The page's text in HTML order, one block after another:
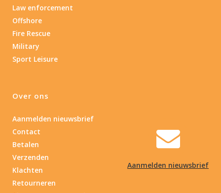
Aanmelden nieuwsbrief
Law enforcement
Offshore
Fire Rescue
Military
Sport Leisure
Over ons
Aanmelden nieuwsbrief
Contact
Betalen
Verzenden
Klachten
Retourneren